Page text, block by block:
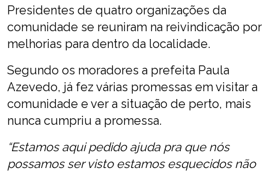
Presidentes de quatro organizações da
comunidade se reuniram na reivindicação por
melhorias para dentro da localidade.
Segundo os moradores a prefeita Paula
Azevedo, já fez várias promessas em visitar a
comunidade e ver a situação de perto, mais
nunca cumpriu a promessa.
“Estamos aqui pedido ajuda pra que nós
possamos ser visto estamos esquecidos não